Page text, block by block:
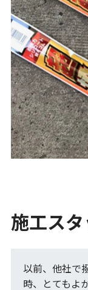
施工ス
以前、他社で
時、とてもよ